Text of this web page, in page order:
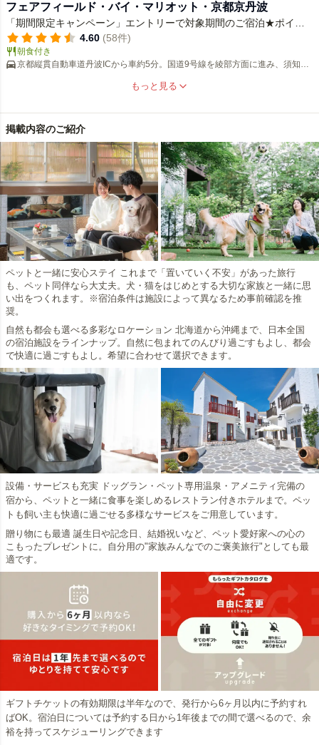
フェアフィールド・バイ・マリオット・京都京丹波
「期間限定キャンペーン」エントリーで対象期間のご宿泊★ポイン
ト＋10倍★詳しくは宿ニュースへ♪
4.60 (58件)
朝食付き
京都縦貫自動車道丹波ICから車約5分。国道9号線を綾部方面に進み、須知交
もっと見る
掲載内容のご紹介
ペットと一緒に安心ステイ これまで「置いていく不安」があった旅行
も、ペット同伴なら大丈夫。犬・猫をはじめとする大切な家族と一緒に思
い出をつくれます。※宿泊条件は施設によって異なるため事前確認を推
奨。
自然も都会も選べる多彩なロケーション 北海道から沖縄まで、日本全国
の宿泊施設をラインナップ。自然に包まれてのんびり過ごすもよし、都会
で快適に過ごすもよし。希望に合わせて選択できます。
設備・サービスも充実 ドッグラン・ペット専用温泉・アメニティ完備の
宿から、ペットと一緒に食事を楽しめるレストラン付きホテルまで。ペッ
トも飼い主も快適に過ごせる多様なサービスをご用意しています。
贈り物にも最適 誕生日や記念日、結婚祝いなど、ペット愛好家への心の
こもったプレゼントに。自分用の"家族みんなでのご褒美旅行"としても最
適です。
ギフトチケットの有効期限は半年なので、発行から6ヶ月以内に予約すれ
ばOK。宿泊日については予約する日から1年後までの間で選べるので、余
裕を持ってスケジューリングできます